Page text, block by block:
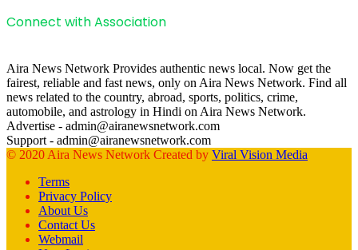
Connect with Association
Aira News Network Provides authentic news local. Now get the
fairest, reliable and fast news, only on Aira News Network. Find all
news related to the country, abroad, sports, politics, crime,
automobile, and astrology in Hindi on Aira News Network.
Advertise - admin@airanewsnetwork.com
Support - admin@airanewsnetwork.com
© 2020 Aira News Network Created by Viral Vision Media
Terms
Privacy Policy
About Us
Contact Us
Webmail